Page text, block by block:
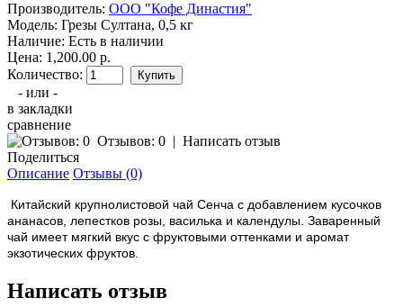
Производитель: ООО "Кофе Династия"
Модель: Грезы Султана, 0,5 кг
Наличие: Есть в наличии
Цена: 1,200.00 р.
Количество:
- или -
в закладки
сравнение
Отзывов: 0 | Написать отзыв
Поделиться
Описание Отзывы (0)
Китайский крупнолистовой чай Сенча с добавлением кусочков
ананасов, лепестков розы, василька и календулы. Заваренный
чай имеет мягкий вкус с фруктовыми оттенками и аромат
экзотических фруктов.
Написать отзыв